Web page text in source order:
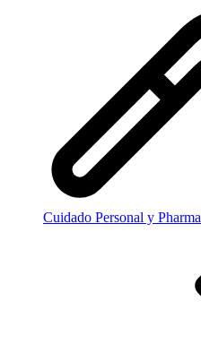
Cuidado Personal y Pharma